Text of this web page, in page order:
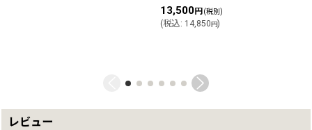
13,500円 (税別)
(税込: 14,850円)
レビュー